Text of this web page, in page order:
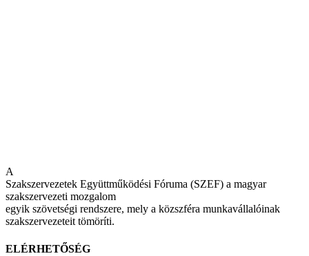
A
Szakszervezetek Együttműködési Fóruma (SZEF) a magyar
szakszervezeti mozgalom
egyik szövetségi rendszere, mely a közszféra munkavállalóinak
szakszervezeteit tömöríti.
ELÉRHETŐSÉG